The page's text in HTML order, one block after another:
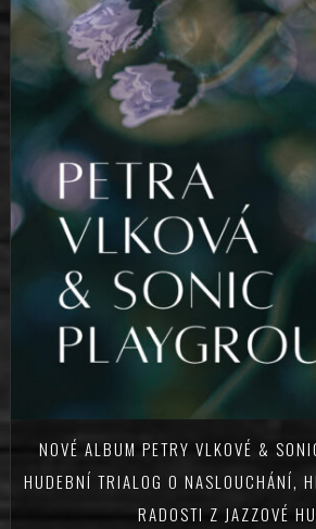
NOVÉ ALBUM PETRY VLKOVÉ &
HUDEBNÍ TRIALOG O NASLOUCHÁNÍ,
RADOSTI Z JAZZOVÉ